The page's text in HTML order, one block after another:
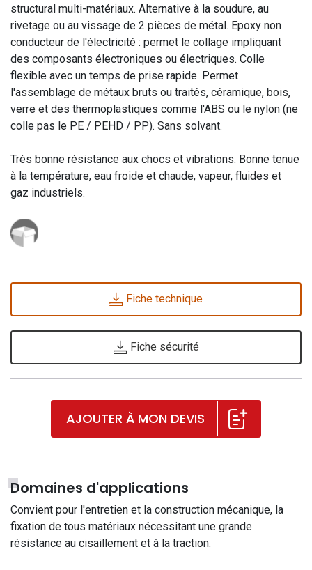
structural multi-matériaux. Alternative à la soudure, au
rivetage ou au vissage de 2 pièces de métal. Epoxy non
conducteur de l'électricité : permet le collage impliquant
des composants électroniques ou électriques. Colle
flexible avec un temps de prise rapide. Permet
l'assemblage de métaux bruts ou traités, céramique, bois,
verre et des thermoplastiques comme l'ABS ou le nylon (ne
colle pas le PE / PEHD / PP). Sans solvant.
Très bonne résistance aux chocs et vibrations. Bonne tenue
à la température, eau froide et chaude, vapeur, fluides et
gaz industriels.
Fiche technique
Fiche sécurité
AJOUTER À MON DEVIS
Domaines d'applications
Convient pour l'entretien et la construction mécanique, la
fixation de tous matériaux nécessitant une grande
résistance au cisaillement et à la traction.